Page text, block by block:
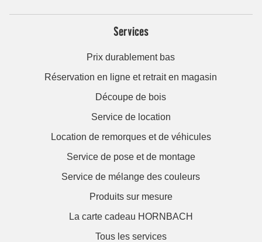
Services
Prix durablement bas
Réservation en ligne et retrait en magasin
Découpe de bois
Service de location
Location de remorques et de véhicules
Service de pose et de montage
Service de mélange des couleurs
Produits sur mesure
La carte cadeau HORNBACH
Tous les services